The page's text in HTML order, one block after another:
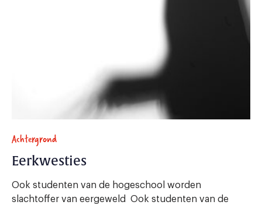
Achtergrond
Eerkwesties
Ook studenten van de hogeschool worden
slachtoffer van eergeweld Ook studenten van de